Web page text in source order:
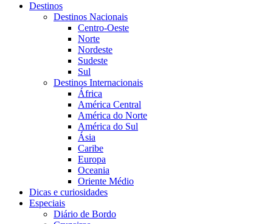
Destinos
Destinos Nacionais
Centro-Oeste
Norte
Nordeste
Sudeste
Sul
Destinos Internacionais
África
América Central
América do Norte
América do Sul
Ásia
Caribe
Europa
Oceania
Oriente Médio
Dicas e curiosidades
Especiais
Diário de Bordo